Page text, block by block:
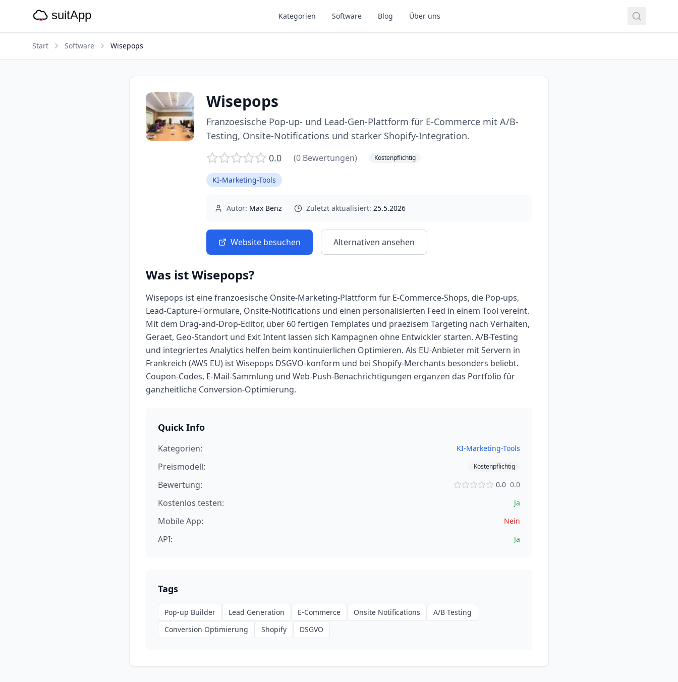
Kategorien Software Blog Über uns
Start Software Wisepops
Wisepops
Franzoesische Pop-up- und Lead-Gen-Plattform für E-Commerce mit A/B-
Testing, Onsite-Notifications und starker Shopify-Integration.
0.0
(0 Bewertungen) Kostenpflichtig
KI-Marketing-Tools
Autor: Max Benz Zuletzt aktualisiert: 25.5.2026
Website besuchen Alternativen ansehen
Was istWisepops?
Wisepops ist eine franzoesische Onsite-Marketing-Plattform für E-Commerce-Shops, die Pop-ups,
Lead-Capture-Formulare, Onsite-Notifications und einen personalisierten Feed in einem Tool vereint.
Mit dem Drag-and-Drop-Editor, über 60 fertigen Templates und praezisem Targeting nach Verhalten,
Geraet, Geo-Standort und Exit Intent lassen sich Kampagnen ohne Entwickler starten. A/B-Testing
und integriertes Analytics helfen beim kontinuierlichen Optimieren. Als EU-Anbieter mit Servern in
Frankreich (AWS EU) ist Wisepops DSGVO-konform und bei Shopify-Merchants besonders beliebt.
Coupon-Codes, E-Mail-Sammlung und Web-Push-Benachrichtigungen erganzen das Portfolio für
ganzheitliche Conversion-Optimierung.
Quick Info
Kategorien: KI-Marketing-Tools
Preismodell: Kostenpflichtig
Bewertung: 0.0 0.0
Kostenlos testen: Ja
Mobile App: Nein
API: Ja
Tags
Pop-up Builder Lead Generation E-Commerce Onsite Notifications
A/B Testing
Conversion Optimierung
Shopify DSGVO